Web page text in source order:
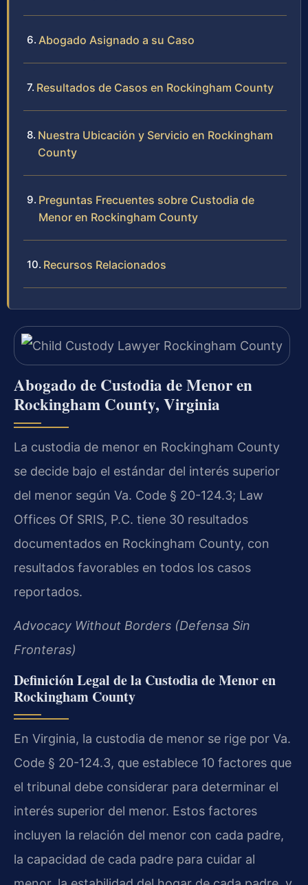
Abogado Asignado a su Caso
Resultados de Casos en Rockingham County
Nuestra Ubicación y Servicio en Rockingham
County
Preguntas Frecuentes sobre Custodia de
Menor en Rockingham County
Recursos Relacionados
Abogado de Custodia de Menor en
Rockingham County, Virginia
La custodia de menor en Rockingham County
se decide bajo el estándar del interés superior
del menor según Va. Code § 20-124.3; Law
Offices Of SRIS, P.C. tiene 30 resultados
documentados en Rockingham County, con
resultados favorables en todos los casos
reportados.
Advocacy Without Borders (Defensa Sin
Fronteras)
Definición Legal de la Custodia de Menor en
Rockingham County
En Virginia, la custodia de menor se rige por Va.
Code § 20-124.3, que establece 10 factores que
el tribunal debe considerar para determinar el
interés superior del menor. Estos factores
incluyen la relación del menor con cada padre,
la capacidad de cada padre para cuidar al